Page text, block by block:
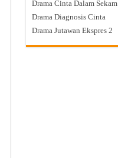
Drama Cinta Dalam Sekam
Drama Diagnosis Cinta
Drama Jutawan Ekspres 2